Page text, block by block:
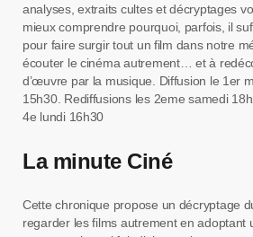
analyses, extraits cultes et décryptages
mieux comprendre pourquoi, parfois, il
pour faire surgir tout un film dans notre
écouter le cinéma autrement… et à
d’œuvre par la musique. Diffusion le 1er
15h30. Rediffusions les 2eme samedi
4e lundi 16h30
La minute Ciné
Cette chronique propose un décryptage
regarder les films autrement en adoptant